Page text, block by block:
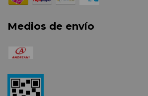
Medios de envío